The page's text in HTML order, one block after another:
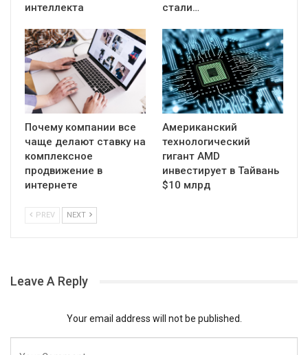
интеллекта
стали…
Почему компании все
чаще делают ставку на
комплексное
продвижение в
интернете
Американский
технологический
гигант AMD
инвестирует в Тайвань
$10 млрд
PREV NEXT
Leave A Reply
Your email address will not be published.